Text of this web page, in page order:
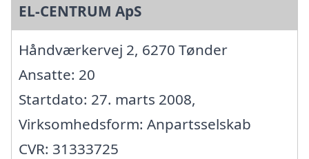
EL-CENTRUM ApS
Håndværkervej 2, 6270 Tønder
Ansatte: 20
Startdato: 27. marts 2008,
Virksomhedsform: Anpartsselskab
CVR: 31333725